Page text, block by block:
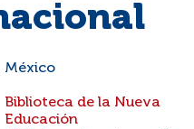
México
Biblioteca de la Nueva
Educación